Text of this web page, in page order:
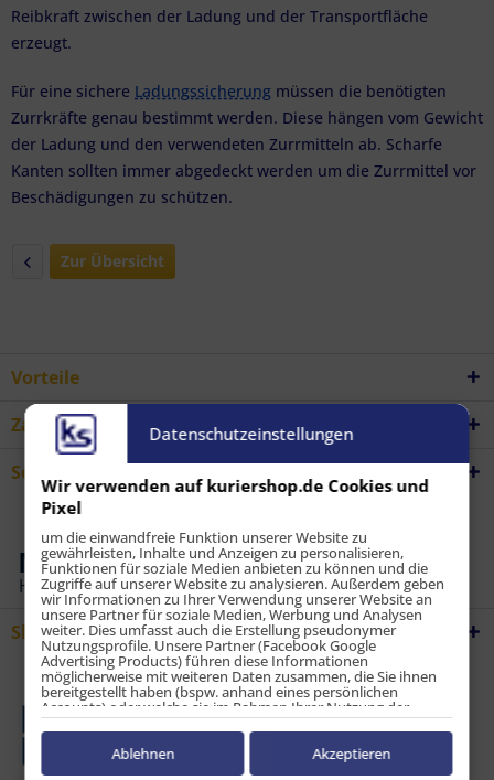
Reibkraft zwischen der Ladung und der Transportfläche
erzeugt.
Für eine sichere Ladungssicherung müssen die benötigten
Zurrkräfte genau bestimmt werden. Diese hängen vom Gewicht
der Ladung und den verwendeten Zurrmitteln ab. Scharfe
Kanten sollten immer abgedeckt werden um die Zurrmittel vor
Beschädigungen zu schützen.
Zur Übersicht
Vorteile
Zahlungsarten
Service Hotline
Shop Service
Datenschutzeinstellungen
Wir verwenden auf kuriershop.de Cookies und
Pixel
um die einwandfreie Funktion unserer Website zu
gewährleisten, Inhalte und Anzeigen zu personalisieren,
Funktionen für soziale Medien anbieten zu können und die
Zugriffe auf unserer Website zu analysieren. Außerdem geben
wir Informationen zu Ihrer Verwendung unserer Website an
unsere Partner für soziale Medien, Werbung und Analysen
weiter. Dies umfasst auch die Erstellung pseudonymer
Nutzungsprofile. Unsere Partner (Facebook Google
Advertising Products) führen diese Informationen
möglicherweise mit weiteren Daten zusammen, die Sie ihnen
bereitgestellt haben (bspw. anhand eines persönlichen
Accounts) oder welche sie im Rahmen Ihrer Nutzung der
Dienste gesammelt haben (bspw. Nutzungsdaten anderer
Geräte). Ihre Einwilligung zur Nutzung von Cookies und Pixeln
können Sie jederzeit widerrufen, indem Sie auf den
Datenschutz-Button links unten klicken und dort die
Ablehnen Akzeptieren